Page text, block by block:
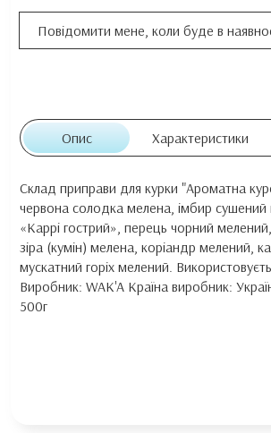
Опис Характеристики
Склад приправи для курки "Ароматна
червона солодка мелена, імбир сушений
«Каррі гострий», перець чорний
зіра (кумін) мелена, коріандр мелений,
мускатний горіх мелений.
Виробник: WAK'A Країна виробник:
500г